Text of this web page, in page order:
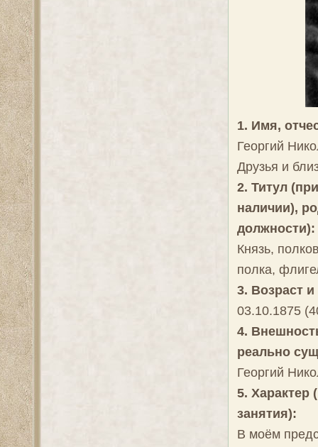
1. Имя,
Георгий
Друзья и
2. Титул
наличии),
должности):
Князь,
полка,
3. Возраст
03.10.1875
4.
реально
Георгий
5.
занятия):
В моём